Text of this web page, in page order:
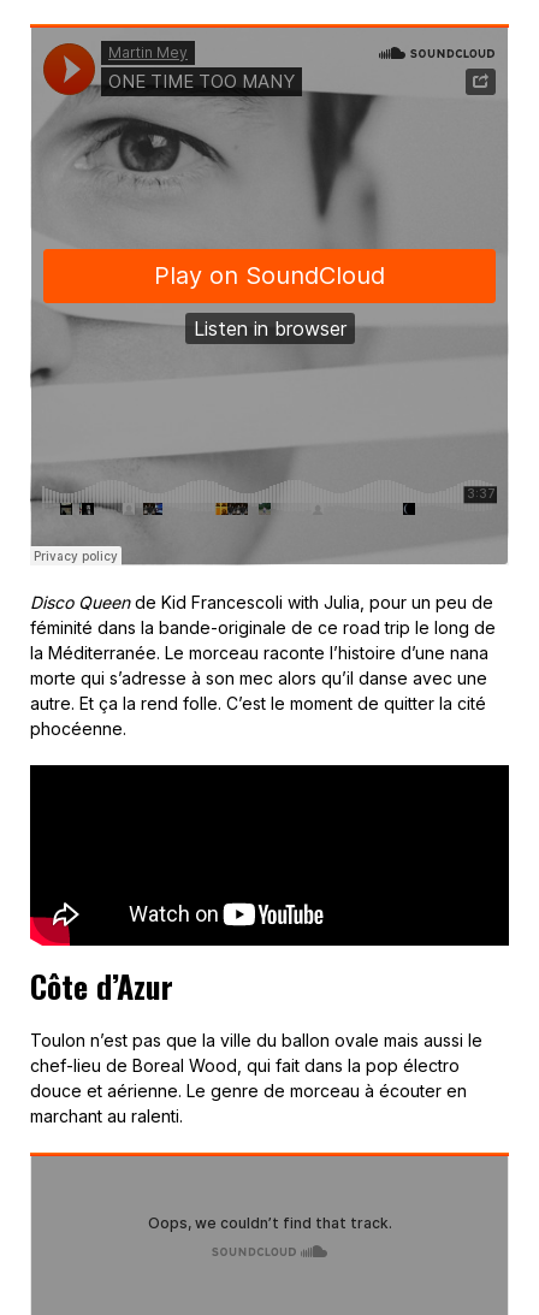
Disco Queende Kid Francescoli with Julia, pour un peu de
féminité dans la bande-originale de ce road trip le long de
la Méditerranée. Le morceau raconte l’histoire d’une nana
morte qui s’adresse à son mec alors qu’il danse avec une
autre. Et ça la rend folle. C’est le moment de quitter la cité
phocéenne.
Côte d’Azur
Toulon n’est pas que la ville du ballon ovale mais aussi le
chef-lieu de Boreal Wood, qui fait dans la pop électro
douce et aérienne. Le genre de morceau à écouter en
marchant au ralenti.